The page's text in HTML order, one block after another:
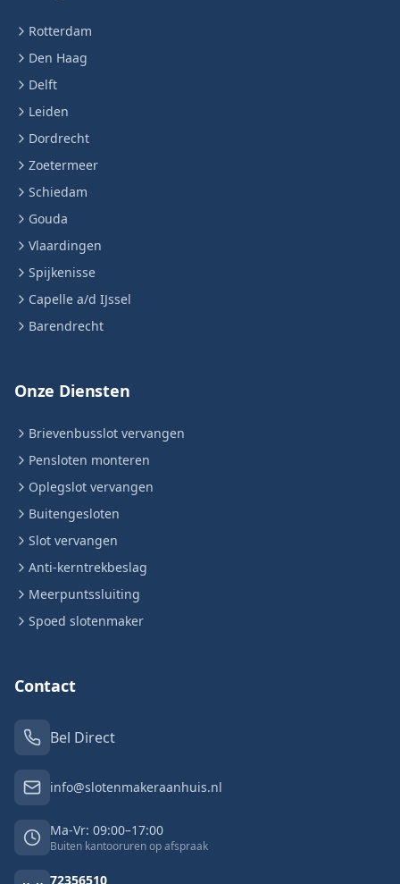
Rotterdam
Den Haag
Delft
Leiden
Dordrecht
Zoetermeer
Schiedam
Gouda
Vlaardingen
Spijkenisse
Capelle a/d IJssel
Barendrecht
Onze Diensten
Brievenbusslot vervangen
Pensloten monteren
Oplegslot vervangen
Buitengesloten
Slot vervangen
Anti-kerntrekbeslag
Meerpuntssluiting
Spoed slotenmaker
Contact
Bel Direct
info@slotenmakeraanhuis.nl
Ma-Vr: 09:00–17:00
Buiten kantooruren op afspraak
72356510